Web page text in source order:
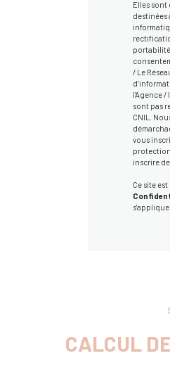
Elles sont
destinées
portabilité
/ Le
l'Agence /
sont pas
CNIL.
vous
inscrire
Ce site
CALCUL